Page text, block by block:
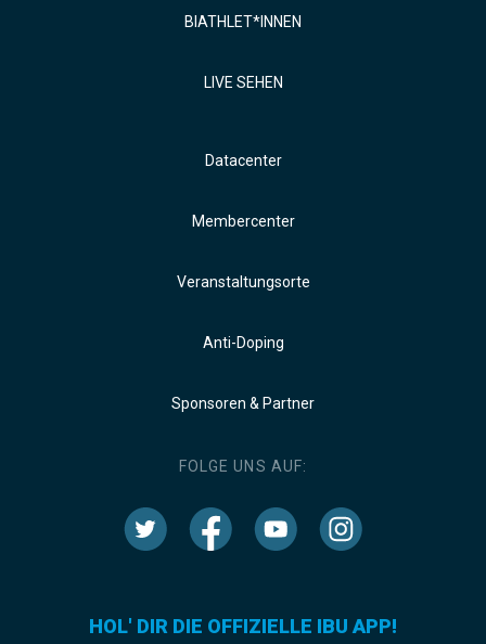
BIATHLET*INNEN
LIVE SEHEN
Datacenter
Membercenter
Veranstaltungsorte
Anti-Doping
Sponsoren & Partner
FOLGE UNS AUF:
HOL' DIR DIE OFFIZIELLE IBU APP!